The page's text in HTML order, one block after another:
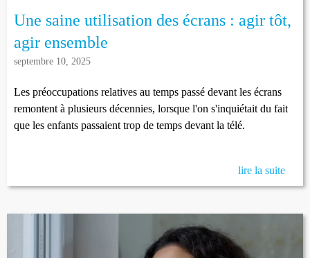
Une saine utilisation des écrans : agir tôt,
agir ensemble
septembre 10, 2025
Les préoccupations relatives au temps passé devant les écrans
remontent à plusieurs décennies, lorsque l'on s'inquiétait du fait
que les enfants passaient trop de temps devant la télé.
lire la suite